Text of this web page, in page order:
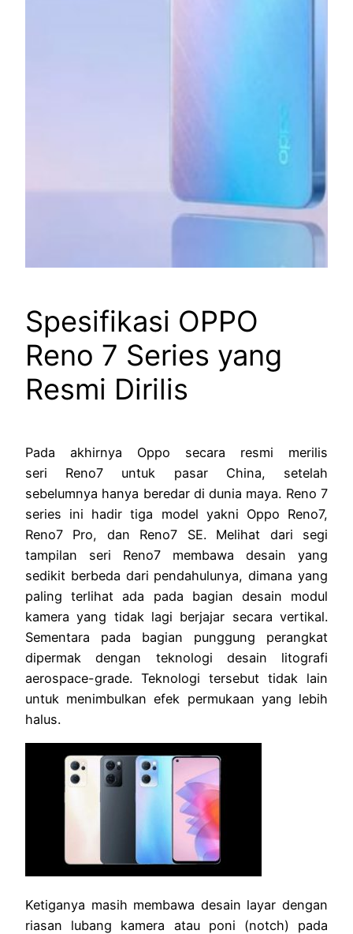
Spesifikasi OPPO
Reno 7 Series yang
Resmi Dirilis
Pada akhirnya Oppo secara resmi merilis
seri Reno7 untuk pasar China, setelah
sebelumnya hanya beredar di dunia maya. Reno 7
series ini hadir tiga model yakni Oppo Reno7,
Reno7 Pro, dan Reno7 SE. Melihat dari segi
tampilan seri Reno7 membawa desain yang
sedikit berbeda dari pendahulunya, dimana yang
paling terlihat ada pada bagian desain modul
kamera yang tidak lagi berjajar secara vertikal.
Sementara pada bagian punggung perangkat
dipermak dengan teknologi desain litografi
aerospace-grade. Teknologi tersebut tidak lain
untuk menimbulkan efek permukaan yang lebih
halus.
Ketiganya masih membawa desain layar dengan
riasan lubang kamera atau poni (notch) pada